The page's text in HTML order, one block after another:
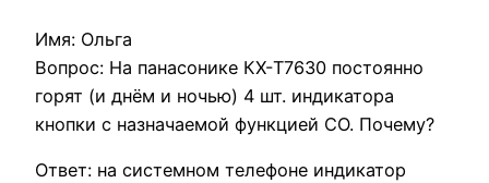
Имя: Ольга
Вопрос: На панасонике КХ-Т7630 постоянно
горят (и днём и ночью) 4 шт. индикатора
кнопки с назначаемой функцией СО. Почему?
Ответ: на системном телефоне индикатор